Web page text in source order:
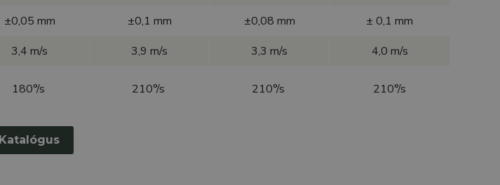
±0,05 mm ±0,1 mm ±0,08 mm
± 0,1 mm
3,4 m/s 3,9 m/s 3,3 m/s
4,0 m/s
180°/s 210°/s 210°/s 210°/s
Katalógus